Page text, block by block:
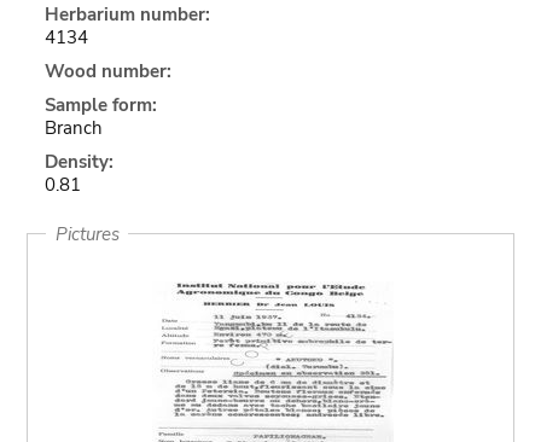
Herbarium number:
4134
Wood number:
Sample form:
Branch
Density:
0.81
Pictures